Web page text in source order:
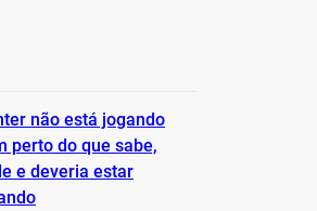
não está jogando
perto do que sabe,
e deveria estar